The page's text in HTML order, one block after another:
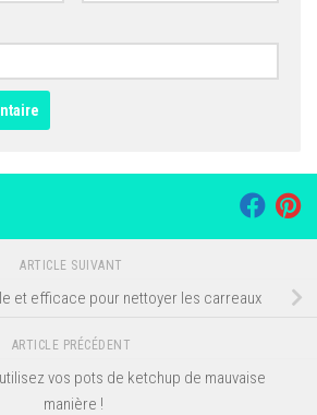
ARTICLE SUIVANT
et efficace pour nettoyer les carreaux
ARTICLE PRÉCÉDENT
vos pots de ketchup de mauvaise
manière !